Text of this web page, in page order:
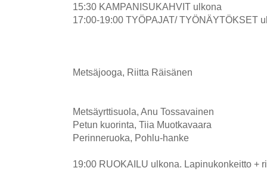
15:30 KAMPANISUKAHVIT ulkona
17:00-19:00 TYÖPAJAT/ TYÖNÄYTÖKSET
Metsäjooga, Riitta Räisänen
Metsäyrttisuola, Anu Tossavainen
Petun kuorinta, Tiia Muotkavaara
Perinneruoka, Pohlu-hanke
19:00 RUOKAILU ulkona. Lapinukonkeitto +